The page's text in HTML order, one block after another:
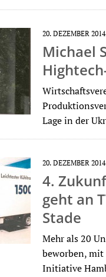
20. DEZEMBER 2014
Michael
Lage in der
20. DEZEMBER 2014
4.
geht an
Stade
Mehr als 20
beworben, mit
Initiative